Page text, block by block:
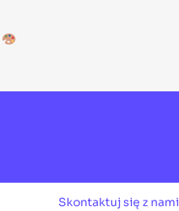
Skontaktuj się z nami